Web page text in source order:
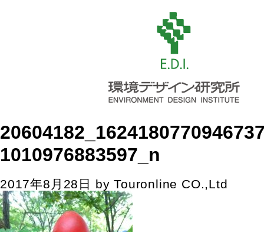
1010976883597_n
2017年8月28日 byTouronline CO.,Ltd